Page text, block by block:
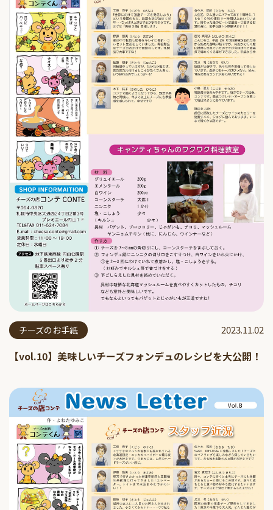
チーズのお手紙 2023.11.02
【vol.10】美味しいチーズフォンデュのレシピを大公開！